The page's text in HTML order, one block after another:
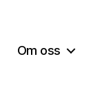
Om oss